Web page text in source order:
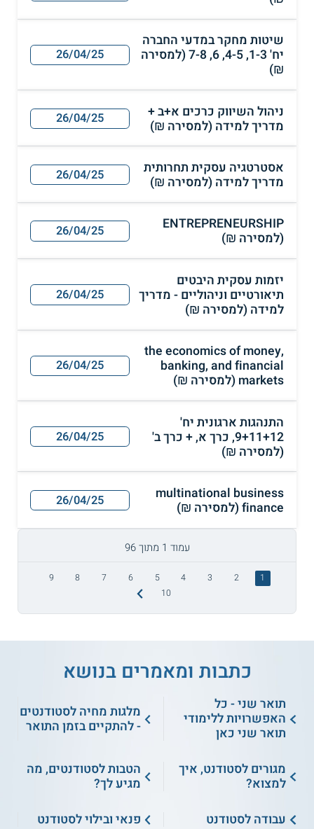
שיטות מחקר במדעי החברה
יח' 1-3, 4-5, 6, 7-8 (למסירה
₪)
26/04/25
ניהול השיווק כרכים א+ב +
מדריך למידה (למסירה ₪)
26/04/25
אסטרטגיה עסקית תחרותית
מדריך למידה (למסירה ₪)
26/04/25
ENTREPRENEURSHIP
(למסירה ₪)
26/04/25
יזמות עסקית היבטים
תיאורטיים וניהוליים - מדריך
למידה (למסירה ₪)
26/04/25
the economics of money,
banking, and financial
markets (למסירה ₪)
26/04/25
התנהגות ארגונית יח'
9+11+12, כרך א, + כרך ב'
(למסירה ₪)
26/04/25
multinational business
finance (למסירה ₪)
26/04/25
עמוד 1 מתוך 96
1
2
3
4
5
6
7
8
9
10
כתבות ומאמרים בנושא
תואר שני - כל
האפשרויות ללימודי
תואר שני כאן
מלגות מחיה לסטודנטים
- להתקיים בזמן התואר
מגורים לסטודנט, איך
למצוא?
הטבות לסטודנטים, מה
מגיע לך?
עבודה לסטודנט
פנאי ובילוי לסטודנט